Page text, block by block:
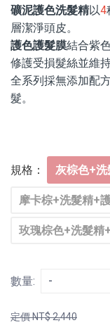
礦泥護色洗髮精以4
層潔淨頭皮。
護色護髮膜結合紫
修護受損髮絲並維持
全系列採無添加配
髮。
規格： 灰棕色+
摩卡棕+洗髮精+
玫瑰棕色+洗髮精
數量: -
定價NT$2,440